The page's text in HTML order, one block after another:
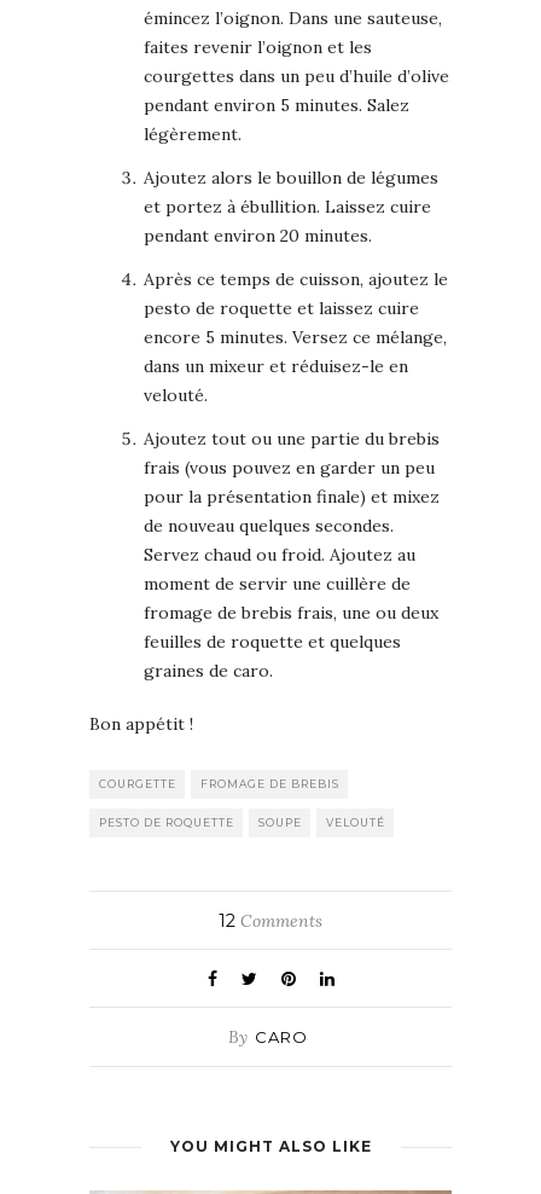
émincez l’oignon. Dans une sauteuse,
faites revenir l’oignon et les
courgettes dans un peu d’huile d’olive
pendant environ 5 minutes. Salez
légèrement.
Ajoutez alors le bouillon de légumes
et portez à ébullition. Laissez cuire
pendant environ 20 minutes.
Après ce temps de cuisson, ajoutez le
pesto de roquette et laissez cuire
encore 5 minutes. Versez ce mélange,
dans un mixeur et réduisez-le en
velouté.
Ajoutez tout ou une partie du brebis
frais (vous pouvez en garder un peu
pour la présentation finale) et mixez
de nouveau quelques secondes.
Servez chaud ou froid. Ajoutez au
moment de servir une cuillère de
fromage de brebis frais, une ou deux
feuilles de roquette et quelques
graines de caro.
Bon appétit !
COURGETTE FROMAGE DE BREBIS
PESTO DE ROQUETTE SOUPE VELOUTÉ
12 Comments
By CARO
YOU MIGHT ALSO LIKE